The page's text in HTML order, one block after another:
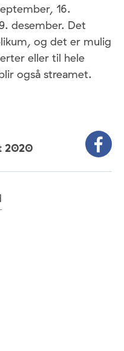
16.
desember. Det
og det er mulig
eller til hele
også streamet.
2020